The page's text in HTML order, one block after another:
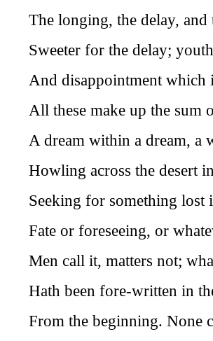
The longing, the delay, and
Sweeter for the delay;
And disappointment which
All these make up the sum
A dream within a dream, a
Howling across the desert
Seeking for something lost
Fate or foreseeing, or
Men call it, matters not;
Hath been fore-written in
From the beginning. None